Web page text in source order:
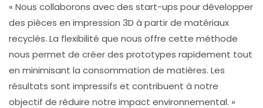
« Nous collaborons avec des start-ups pour développer
des pièces en impression 3D à partir de matériaux
recyclés. La flexibilité que nous offre cette méthode
nous permet de créer des prototypes rapidement tout
en minimisant la consommation de matières. Les
résultats sont impressifs et contribuent à notre
objectif de réduire notre impact environnemental. »